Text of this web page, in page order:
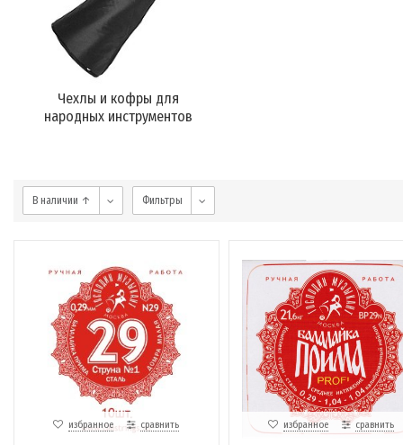
Чехлы и кофры для
народных инструментов
В наличии ↑ Фильтры
избранное сравнить избранное сравнить